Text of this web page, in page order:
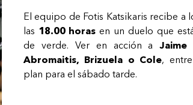
El equipo de Fotis Katsikaris recibe a
las 18.00 horas en un duelo que
de verde. Ver en acción aJaime
Abromaitis, Brizuela o Cole,
plan para el sábado tarde.